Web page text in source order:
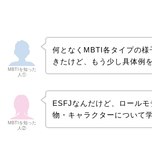
MBTIを知った
人①
何となくMBTI各タイプの様
きたけど、もう少し具体例
MBTIを知った
人②
ESFJなんだけど、ロールモ
物・キャラクターについて